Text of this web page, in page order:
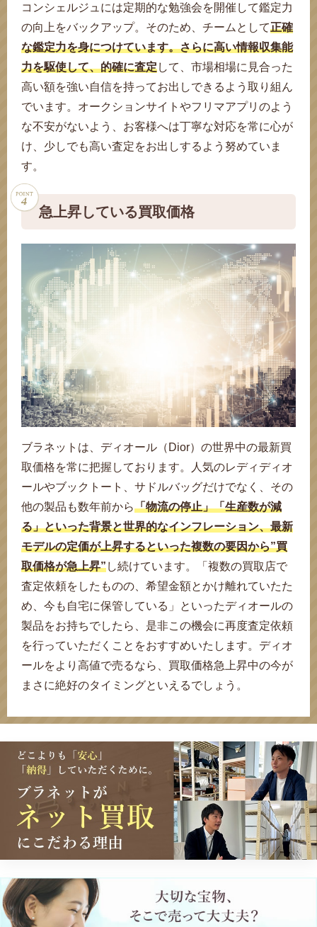
コンシェルジュには定期的な勉強会を開催して鑑定力
の向上をバックアップ。そのため、チームとして正確
な鑑定力を身につけています。さらに高い情報収集能
力を駆使して、的確に査定して、市場相場に見合った
高い額を強い自信を持ってお出しできるよう取り組ん
でいます。オークションサイトやフリマアプリのよう
な不安がないよう、お客様へは丁寧な対応を常に心が
け、少しでも高い査定をお出しするよう努めていま
す。
急上昇している買取価格
ブラネットは、ディオール（Dior）の世界中の最新買
取価格を常に把握しております。人気のレディディオ
ールやブックトート、サドルバッグだけでなく、その
他の製品も数年前から「物流の停止」「生産数が減
る」といった背景と世界的なインフレーション、最新
モデルの定価が上昇するといった複数の要因から”買
取価格が急上昇”し続けています。「複数の買取店で
査定依頼をしたものの、希望金額とかけ離れていたた
め、今も自宅に保管している」といったディオールの
製品をお持ちでしたら、是非この機会に再度査定依頼
を行っていただくことをおすすめいたします。ディオ
ールをより高値で売るなら、買取価格急上昇中の今が
まさに絶好のタイミングといえるでしょう。